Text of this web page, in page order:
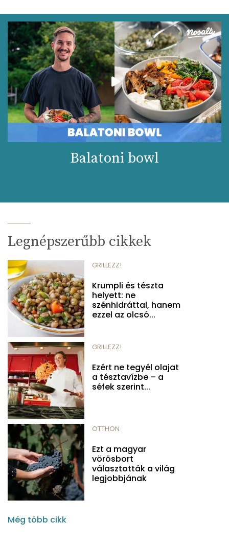
Balatoni bowl
Legnépszerűbb cikkek
GRILLEZZ!
Krumpli és tészta
helyett: ne
szénhidráttal, hanem
ezzel az olcsó...
GRILLEZZ!
Ezért ne tegyél olajat
a tésztavízbe – a
séfek szerint...
OTTHON
Ezt a magyar
vörösbort
választották a világ
legjobbjának
Még több cikk